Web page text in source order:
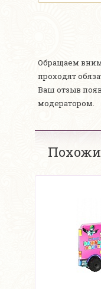
Обращаем
проходят
Ваш отзыв
модератором.